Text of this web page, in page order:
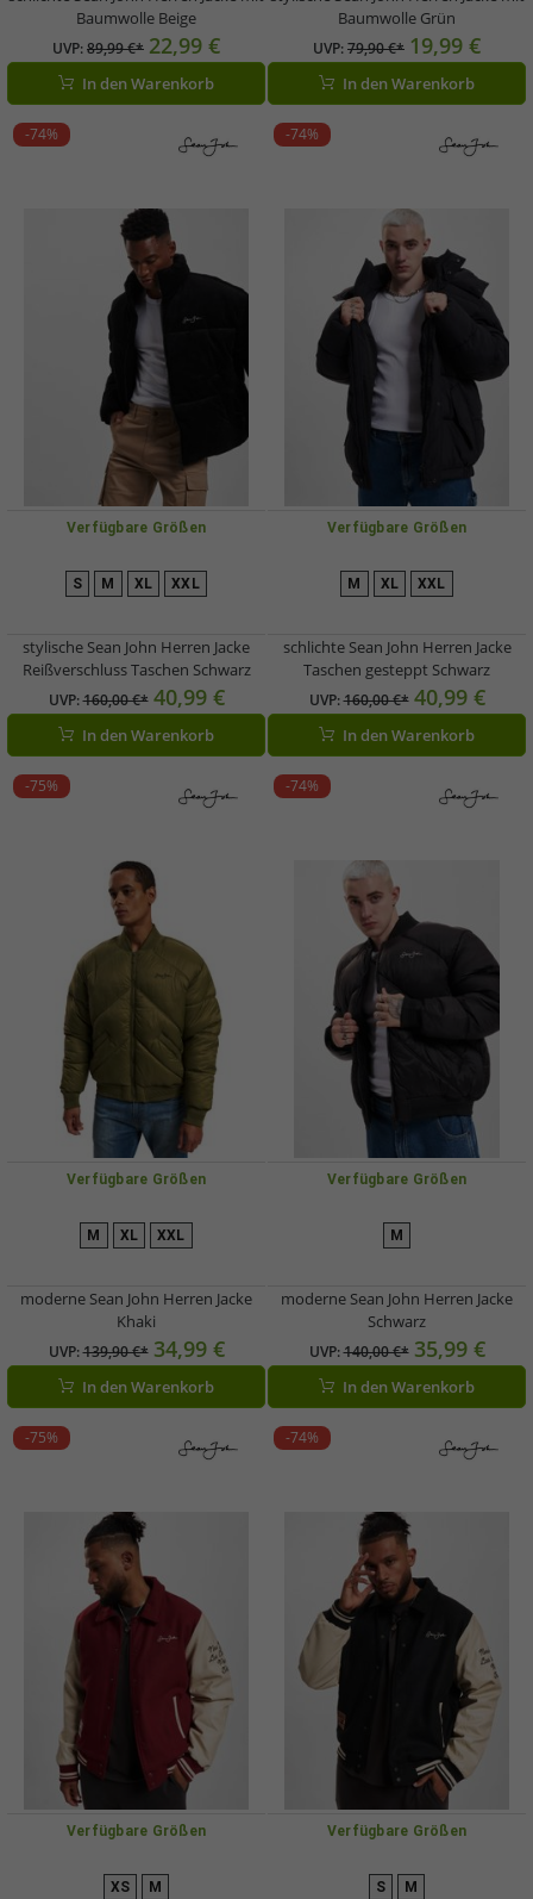
Baumwolle Beige
UVP:89,99 €* 22,99 €
In den Warenkorb
Baumwolle Grün
UVP:79,90 €* 19,99 €
In den Warenkorb
-74%
Verfügbare Größen
S M XL XXL
stylische Sean John Herren Jacke
Reißverschluss Taschen Schwarz
UVP:160,00 €* 40,99 €
In den Warenkorb
-74%
Verfügbare Größen
M XL XXL
schlichte Sean John Herren Jacke
Taschen gesteppt Schwarz
UVP:160,00 €* 40,99 €
In den Warenkorb
-75%
Verfügbare Größen
M XL XXL
moderne Sean John Herren Jacke
Khaki
UVP:139,90 €* 34,99 €
In den Warenkorb
-74%
Verfügbare Größen
M
moderne Sean John Herren Jacke
Schwarz
UVP:140,00 €* 35,99 €
In den Warenkorb
-75%
Verfügbare Größen
XS M
-74%
Verfügbare Größen
S M